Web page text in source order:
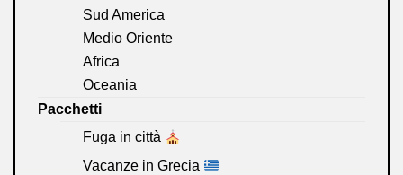
Sud America
Medio Oriente
Africa
Oceania
Pacchetti
Fuga in città
Vacanze in Grecia